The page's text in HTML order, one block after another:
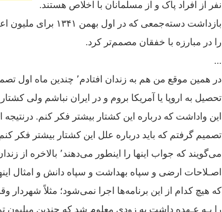
نفر از افراد پاک و از مسلمانان با اخلاص هستند.
بازداشت دسته‌جمعی که
را در مبارزه با خفقان مصمم‌تر کرد.
...
در همین موقع من هم به زندان
این واداشت که درباره این کشتار بیشتر فکر کنم.
تصمیم گرفتم که باید درباره علل این کشتار بیشتر
می‌گویند که جواب اینها
اصـلاحات ارضی و سپاه بهداشت و سپاه دانش و امثال
را بـه عـهده داشت به زودی معلوم شد که چندین میلیون